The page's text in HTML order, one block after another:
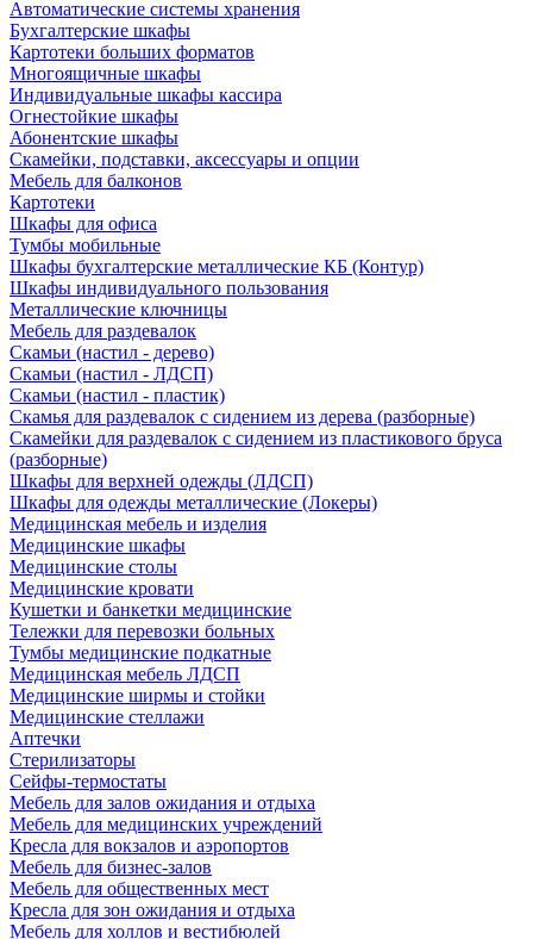
Автоматические системы хранения
Бухгалтерские шкафы
Картотеки больших форматов
Многоящичные шкафы
Индивидуальные шкафы кассира
Огнестойкие шкафы
Абонентские шкафы
Скамейки, подставки, аксессуары и опции
Мебель для балконов
Картотеки
Шкафы для офиса
Тумбы мобильные
Шкафы бухгалтерские металлические КБ (Контур)
Шкафы индивидуального пользования
Металлические ключницы
Мебель для раздевалок
Скамьи (настил - дерево)
Скамьи (настил - ЛДСП)
Скамьи (настил - пластик)
Скамья для раздевалок с сидением из дерева (разборные)
Скамейки для раздевалок с сидением из пластикового бруса
(разборные)
Шкафы для верхней одежды (ЛДСП)
Шкафы для одежды металлические (Локеры)
Медицинская мебель и изделия
Медицинские шкафы
Медицинские столы
Медицинские кровати
Кушетки и банкетки медицинские
Тележки для перевозки больных
Тумбы медицинские подкатные
Медицинская мебель ЛДСП
Медицинские ширмы и стойки
Медицинские стеллажи
Аптечки
Стерилизаторы
Сейфы-термостаты
Мебель для залов ожидания и отдыха
Мебель для медицинских учреждений
Кресла для вокзалов и аэропортов
Мебель для бизнес-залов
Мебель для общественных мест
Кресла для зон ожидания и отдыха
Мебель для холлов и вестибюлей